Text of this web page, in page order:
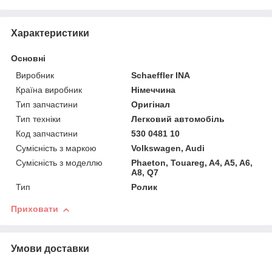
Характеристики
Основні
Виробник
Schaeffler INA
Країна виробник
Німеччина
Тип запчастини
Оригінал
Тип техніки
Легковий автомобіль
Код запчастини
530 0481 10
Сумісність з маркою
Volkswagen, Audi
Сумісність з моделлю
Phaeton, Touareg, A4, A5, A6,
A8, Q7
Тип
Ролик
Приховати
Умови доставки